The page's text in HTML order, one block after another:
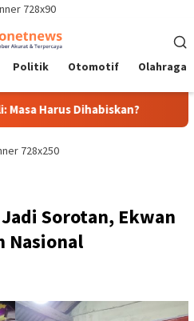
Politik Otomotif Olahraga
Dihabiskan?
Sorotan, Ekwan
Nasional